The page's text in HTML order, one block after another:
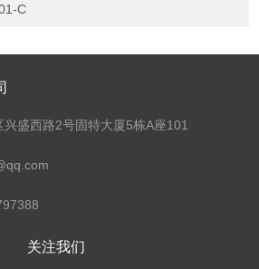
C
盛西路2号固特大厦5栋A座101
关注我们